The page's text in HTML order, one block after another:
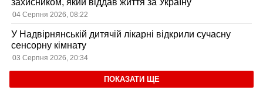
захисником, який віддав життя за Україну
04 Серпня 2026, 08:22
У Надвірнянській дитячій лікарні відкрили сучасну
сенсорну кімнату
03 Серпня 2026, 20:34
ПОКАЗАТИ ЩЕ